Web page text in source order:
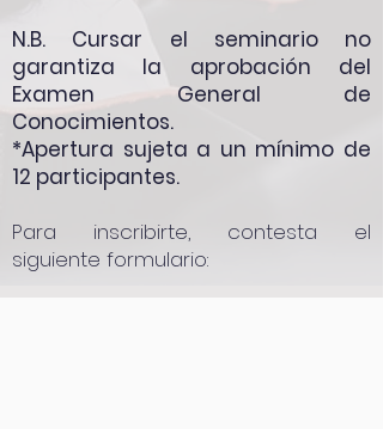
N.B. Cursar el seminario no
garantiza la aprobación del
Examen General de
Conocimientos.
*Apertura sujeta a un mínimo de
12 participantes.
Para inscribirte, contesta el
siguiente formulario: